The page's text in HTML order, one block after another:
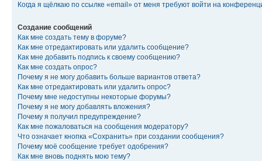
Когда я щёлкаю по ссылке «email» от меня требуют войти на
Создание сообщений
Как мне создать тему в форуме?
Как мне отредактировать или удалить сообщение?
Как мне добавить подпись к своему сообщению?
Как мне создать опрос?
Почему я не могу добавить больше вариантов ответа?
Как мне отредактировать или удалить опрос?
Почему мне недоступны некоторые форумы?
Почему я не могу добавлять вложения?
Почему я получил предупреждение?
Как мне пожаловаться на сообщения модератору?
Что означает кнопка «Сохранить» при создании сообщения?
Почему моё сообщение требует одобрения?
Как мне вновь поднять мою тему?